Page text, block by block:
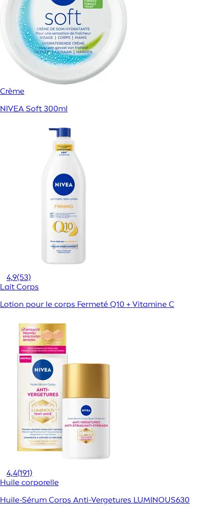
Crème
NIVEA Soft 300ml
4,9(53)
Lait Corps
Lotion pour le corps Fermeté Q10 + Vitamine C
4,4(191)
Huile corporelle
Huile-Sérum Corps Anti-Vergetures LUMINOUS630